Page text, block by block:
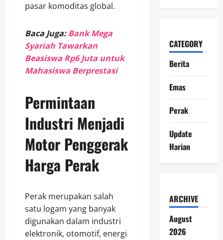
pasar komoditas global.
Baca Juga: Bank Mega
Syariah Tawarkan
Beasiswa Rp6 Juta untuk
Mahasiswa Berprestasi
Permintaan
Industri Menjadi
Motor Penggerak
Harga Perak
Perak merupakan salah
satu logam yang banyak
digunakan dalam industri
elektronik, otomotif, energi
CATEGORY
Berita
Emas
Perak
Update
Harian
ARCHIVE
August
2026